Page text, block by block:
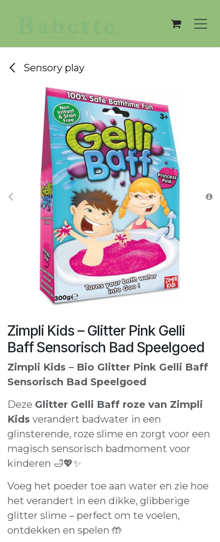
Sensory play
Zimpli Kids – Glitter Pink Gelli
Baff Sensorisch Bad Speelgoed
Zimpli Kids – Bio Glitter Pink Gelli Baff
Sensorisch Bad Speelgoed
Deze Glitter Gelli Baff roze van Zimpli
Kids verandert badwater in een
glinsterende, roze slime en zorgt voor een
magisch sensorisch badmoment voor
kinderen 🛁💖✨
Voeg het poeder toe aan water en zie hoe
het verandert in een dikke, glibberige
glitter slime – perfect om te voelen,
ontdekken en spelen 🤲